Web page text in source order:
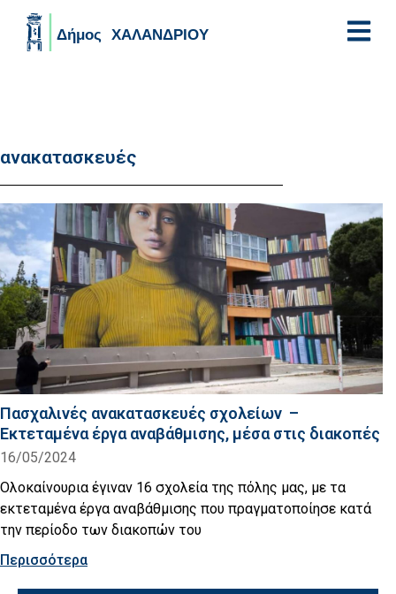
ανακατασκευές
Πασχαλινές ανακατασκευές σχολείων –
Εκτεταμένα έργα αναβάθμισης, μέσα στις διακοπές
16/05/2024
Ολοκαίνουρια έγιναν 16 σχολεία της πόλης μας, με τα
εκτεταμένα έργα αναβάθμισης που πραγματοποίησε κατά
την περίοδο των διακοπών του
Περισσότερα